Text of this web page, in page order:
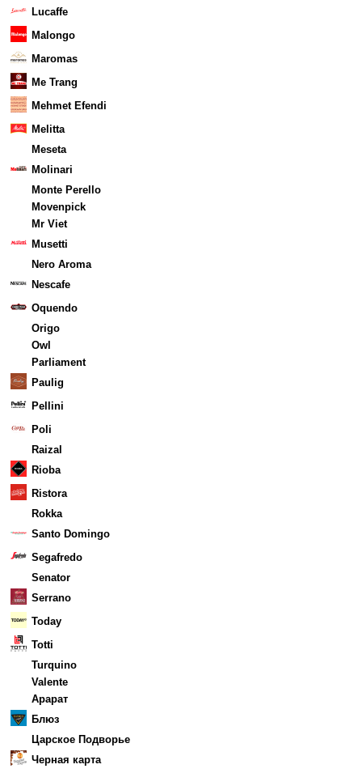
Lucaffe
Malongo
Maromas
Me Trang
Mehmet Efendi
Melitta
Meseta
Molinari
Monte Perello
Movenpick
Mr Viet
Musetti
Nero Aroma
Nescafe
Oquendo
Origo
Owl
Parliament
Paulig
Pellini
Poli
Raizal
Rioba
Ristora
Rokka
Santo Domingo
Segafredo
Senator
Serrano
Today
Totti
Turquino
Valente
Арарат
Блюз
Царское Подворье
Черная карта